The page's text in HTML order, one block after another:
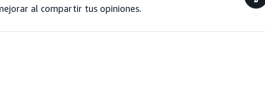
al compartir tus opiniones.